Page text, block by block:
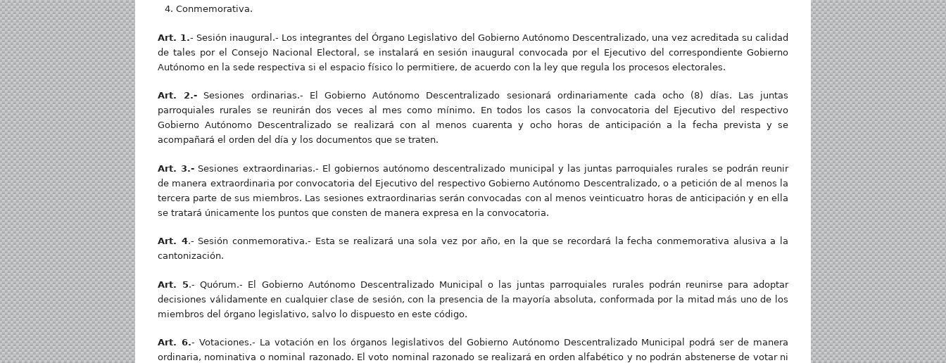
Conmemorativa.
Art. 1.- Sesión inaugural.- Los integrantes del Órgano Legislativo del Gobierno Autónomo Descentralizado, una vez acreditada su calidad
de tales por el Consejo Nacional Electoral, se instalará en sesión inaugural convocada por el Ejecutivo del correspondiente Gobierno
Autónomo en la sede respectiva si el espacio físico lo permitiere, de acuerdo con la ley que regula los procesos electorales.
Art. 2.- Sesiones ordinarias.- El Gobierno Autónomo Descentralizado sesionará ordinariamente cada ocho (8) días. Las juntas
parroquiales rurales se reunirán dos veces al mes como mínimo. En todos los casos la convocatoria del Ejecutivo del respectivo
Gobierno Autónomo Descentralizado se realizará con al menos cuarenta y ocho horas de anticipación a la fecha prevista y se
acompañará el orden del día y los documentos que se traten.
Art. 3.- Sesiones extraordinarias.- El gobiernos autónomo descentralizado municipal y las juntas parroquiales rurales se podrán reunir
de manera extraordinaria por convocatoria del Ejecutivo del respectivo Gobierno Autónomo Descentralizado, o a petición de al menos la
tercera parte de sus miembros. Las sesiones extraordinarias serán convocadas con al menos veinticuatro horas de anticipación y en ella
se tratará únicamente los puntos que consten de manera expresa en la convocatoria.
Art. 4.- Sesión conmemorativa.- Esta se realizará una sola vez por año, en la que se recordará la fecha conmemorativa alusiva a la
cantonización.
Art. 5.- Quórum.- El Gobierno Autónomo Descentralizado Municipal o las juntas parroquiales rurales podrán reunirse para adoptar
decisiones válidamente en cualquier clase de sesión, con la presencia de la mayoría absoluta, conformada por la mitad más uno de los
miembros del órgano legislativo, salvo lo dispuesto en este código.
Art. 6.- Votaciones.- La votación en los órganos legislativos del Gobierno Autónomo Descentralizado Municipal podrá ser de manera
ordinaria, nominativa o nominal razonado. El voto nominal razonado se realizará en orden alfabético y no podrán abstenerse de votar ni